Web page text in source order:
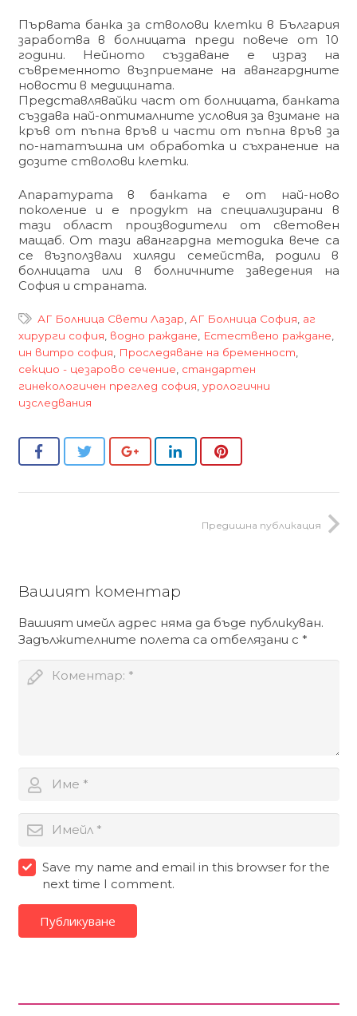
Първата банка за стволови клетки в България
заработва в болницата преди повече от 10
години. Нейното създаване е израз на
съвременното възприемане на авангардните
новости в медицината.
Представлявайки част от болницата, банката
създава най-оптималните условия за взимане на
кръв от пъпна връв и части от пъпна връв за
по-нататъшна им обработка и съхранение на
дозите стволови клетки.
Апаратурата в банката е от най-ново
поколение и е продукт на специализирани в
тази област производители от световен
мащаб. От тази авангардна методика вече са
се възползвали хиляди семейства, родили в
болницата или в болничните заведения на
София и страната.
АГ Болница Свети Лазар АГ Болница София аг
хирурги софия водно раждане Естествено раждане
ин витро софия
Проследяване на бременност
секцио - цезарово сечение стандартен
гинекологичен преглед софия урологични
изследвания
Предишна публикация
Вашият коментар
Вашият имейл адрес няма да бъде публикуван.
Задължителните полета са отбелязани с *
Save my name and email in this browser for the
next time I comment.
Публикуване